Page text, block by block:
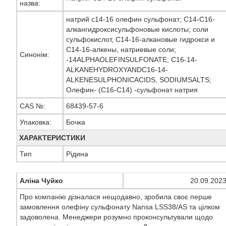
назва:
Синонім:
натрий c14-16 олефин сульфонат; C14-C16-
алкангидроксисульфоновые кислоты; соли
сульфокислот, C14-16-алкановые гидрокси и
C14-16-алкены, натриевые соли;
-14ALPHAOLEFINSULFONATE; C16-14-
ALKANEHYDROXYANDC16-14-
ALKENESULPHONICACIDS, SODIUMSALTS;
Олефин- (C16-C14) -сульфонат натрия
CAS №:
68439-57-6
Упаковка:
Бочка
ХАРАКТЕРИСТИКИ
Тип
Рідина
Аліна Чуйко
20.09.2023
Про компанію дізналася нещодавно, зробила своє перше
замовлення олефіну сульфонату Nansa LSS38/AS та цілком
задоволена. Менеджери розумно проконсультували щодо